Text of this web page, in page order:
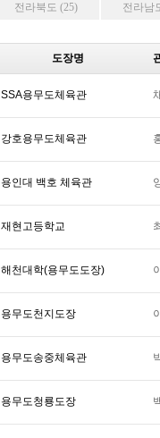
전라북도 (25) 전라남
도장명
SSA용무도체육관
강호용무도체육관
용인대 백호 체육관
재현고등학교
해천대학(용무도도장)
용무도천지도장
용무도송중체육관
용무도청룡도장